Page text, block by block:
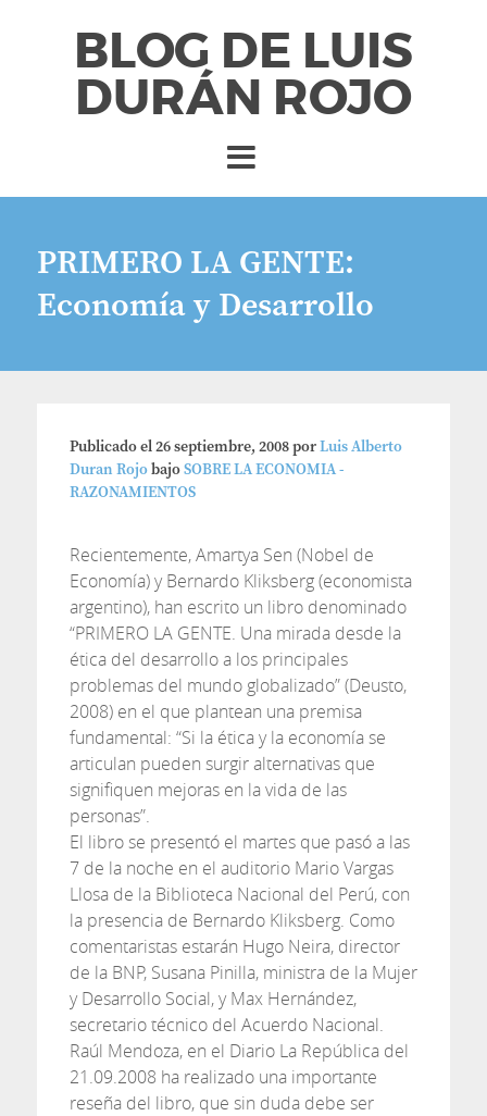
BLOG DE LUIS
DURÁN ROJO
PRIMERO LA GENTE:
Economía y Desarrollo
Publicado el26 septiembre, 2008porLuis Alberto
Duran RojobajoSOBRE LA ECONOMIA -
RAZONAMIENTOS
Recientemente, Amartya Sen (Nobel de
Economía) y Bernardo Kliksberg (economista
argentino), han escrito un libro denominado
“PRIMERO LA GENTE. Una mirada desde la
ética del desarrollo a los principales
problemas del mundo globalizado” (Deusto,
2008) en el que plantean una premisa
fundamental: “Si la ética y la economía se
articulan pueden surgir alternativas que
signifiquen mejoras en la vida de las
personas”.
El libro se presentó el martes que pasó a las
7 de la noche en el auditorio Mario Vargas
Llosa de la Biblioteca Nacional del Perú, con
la presencia de Bernardo Kliksberg. Como
comentaristas estarán Hugo Neira, director
de la BNP, Susana Pinilla, ministra de la Mujer
y Desarrollo Social, y Max Hernández,
secretario técnico del Acuerdo Nacional.
Raúl Mendoza, en el Diario La República del
21.09.2008 ha realizado una importante
reseña del libro, que sin duda debe ser